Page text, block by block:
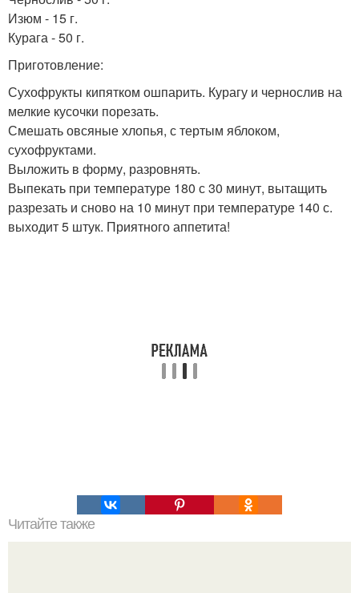
Изюм - 15 г.
Курага - 50 г.
Приготовление:
Сухофрукты кипятком ошпарить. Курагу и чернослив на
мелкие кусочки порезать.
Смешать овсяные хлопья, с тертым яблоком,
сухофруктами.
Выложить в форму, разровнять.
Выпекать при температуре 180 с 30 минут, вытащить
разрезать и сново на 10 минут при температуре 140 с.
выходит 5 штук. Приятного аппетита!
Читайте также